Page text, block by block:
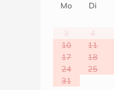
Mo Di
3
4
10
11
17
18
24
25
31